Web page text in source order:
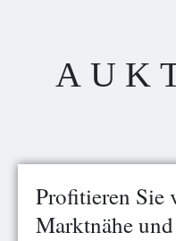
Profitieren Sie
Marktnähe